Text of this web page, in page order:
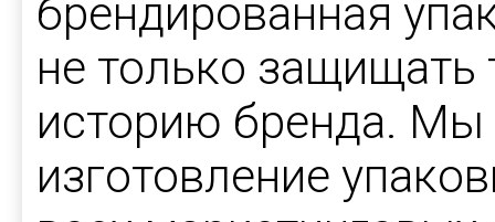
брендированная
не только защищать
историю бренда. Мы
изготовление